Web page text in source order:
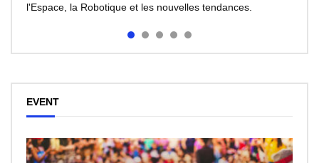
l'Espace, la Robotique et les nouvelles tendances.
EVENT